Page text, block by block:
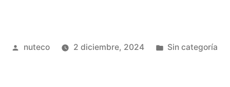
Publicada
nuteco 2 diciembre, 2024
Publicada
Sin categoría